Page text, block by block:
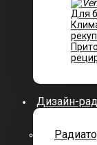
Для
Дизайн-